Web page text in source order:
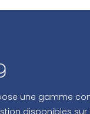
une gamme